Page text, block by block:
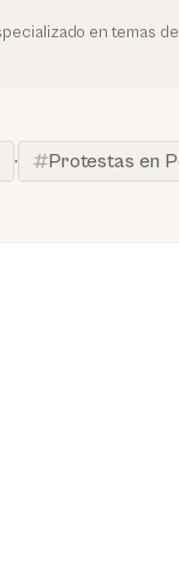
en temas
· Protestas en